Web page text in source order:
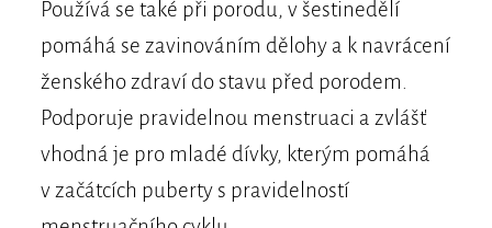
Používá se také při porodu, v šestinedělí
pomáhá se zavinováním dělohy a k navrácení
ženského zdraví do stavu před porodem.
Podporuje pravidelnou menstruaci a zvlášť
vhodná je pro mladé dívky, kterým pomáhá
v začátcích puberty s pravidelností